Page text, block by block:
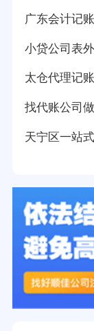
广东会计记
小贷公司表
太仓代理记
找代账公司
天宁区一站